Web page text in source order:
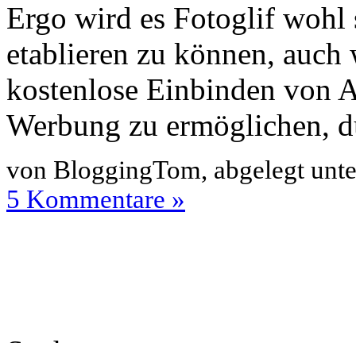
Ergo wird es Fotoglif wohl
etablieren zu können,
kostenlose Einbinden von
Werbung zu ermöglichen,
von BloggingTom, abgelegt
5 Kommentare »